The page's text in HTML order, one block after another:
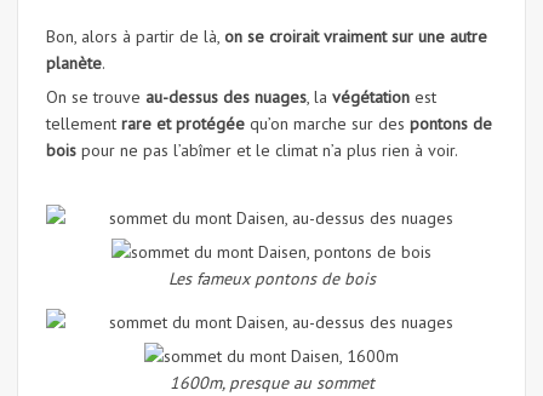
Bon, alors à partir de là, on se croirait vraiment sur une autre
planète.
On se trouve au-dessus des nuages, la végétation est
tellement rare et protégée qu’on marche sur des pontons de
bois pour ne pas l’abîmer et le climat n’a plus rien à voir.
Les fameux pontons de bois
1600m, presque au sommet